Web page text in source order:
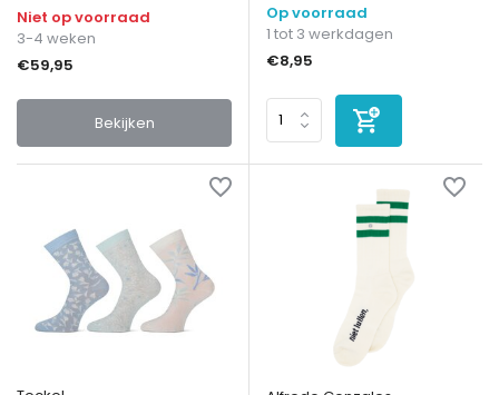
Niet op voorraad
3-4 weken
€59,95
Bekijken
Op voorraad
1 tot 3 werkdagen
€8,95